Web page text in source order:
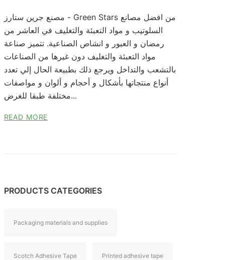
مصنع جرين ستارز - Green Stars من افضل مصانع
السلوتيب و مواد التعبئة والتغليف في العاشر من
رمضان و العبور و انشاص الصناعية. تتميز صناعة
مواد التعبئة والتغليف دون غيرها من الصناعات
بالتشعب والتداخل ويرجع ذلك بطبيعة الحال إلي تعدد
أنواع منتجاتها بأشكال و أحجام و ألوان و مواصفات
مختلفة طبقا للغرض...
READ MORE
PRODUCTS CATEGORIES
Packaging materials and supplies
Scotch Adhesive Tape Printed adhesive tape